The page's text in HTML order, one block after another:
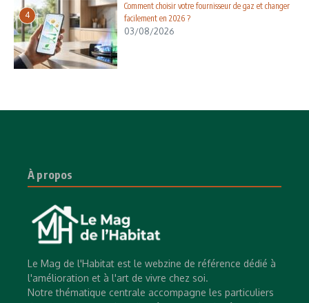
4
Comment choisir votre fournisseur de gaz et changer
facilement en 2026 ?
03/08/2026
À propos
Le Mag de l'Habitat est le webzine de référence dédié à
l'amélioration et à l'art de vivre chez soi.
Notre thématique centrale accompagne les particuliers